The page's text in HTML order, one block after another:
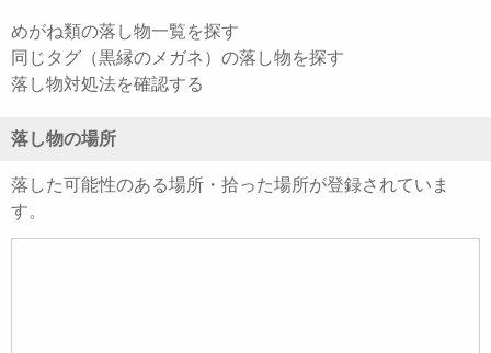
めがね類の落し物一覧を探す
同じタグ（黒縁のメガネ）の落し物を探す
落し物対処法を確認する
落し物の場所
落した可能性のある場所・拾った場所が登録されていま
す。